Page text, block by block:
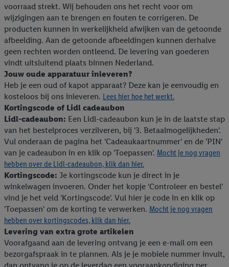
voorraad strekt. Wij behouden ons het recht voor om
wijzigingen aan te brengen en fouten te corrigeren. De
producten kunnen in werkelijkheid afwijken van de getoonde
afbeelding. Aan de getoonde afbeeldingen kunnen derhalve
geen rechten worden ontleend. De levering van goederen
vindt uitsluitend plaats binnen Nederland.
Jouw oude apparatuur inleveren?
Heb je een oud of kapot apparaat? Deze kan je eenvoudig en
kosteloos bij ons inleveren. Lees hier hoe het werkt.
Kortingscode of Lidl cadeaubon
Lidl-cadeaubon: Een Lidl-cadeaubon kun je in de laatste stap
van het bestelproces verzilveren, bij '3. Betaalmogelijkheden'.
Vul onderaan de pagina het 'Cadeaukaartnummer' en de 'PIN'
van je cadeaubon in en klik op 'Toepassen'. Mocht je nog vragen
hebben over de Lidl-cadeaubon, klik dan hier.
Kortingscode: Je kortingscode kun je direct in je
winkelwagen invoeren. Onder het kopje 'Controleer en bestel'
vind je het veld 'Kortingscode'. Vul hier je code in en klik op
'Toepassen' om de korting te verwerken. Mocht je nog vragen
hebben over kortingscodes, klik dan hier.
Levering van extra grote artikelen
Voorafgaand aan de levering ontvang je een e-mail om een
bezorgafspraak in te plannen. Als je je mobiele nummer invult,
Onder "Aanpassen" kun je aangeven met welke cookies en
vergelijkbare technieken en met welke verwerkingsdoeleinden
je instemt. Verder kan je er meer informatie vinden over de
gegevensverwerking.
Door te klikken op "Weigeren", kies je voor de optie dat er enkel
technisch noodzakelijke cookies en vergelijkbare technieken
worden gebruikt.
Door op "Akkoord" te klikken, stem je in met alle verwerkingen
voor alle bovengenoemde doeleinden. Meer informatie,
inclusief over de opslagperiode van de gegevens en je recht om
jouw toestemming op elk gewenst moment in te trekken, vind je
in onzeprivacyverklaring.Je vindt de impressum voor de Lidl
website hier.Klik hiervoor meer informatie over de cookies die
wij inzetten.